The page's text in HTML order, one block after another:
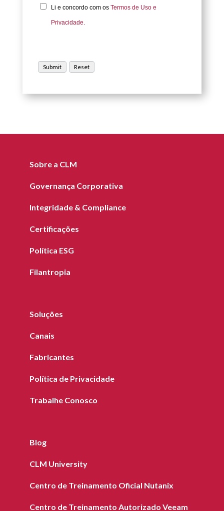
Li e concordo com os Termos de Uso e
Privacidade.
Sobre a CLM
Governança Corporativa
Integridade & Compliance
Certificações
Política ESG
Filantropia
Soluções
Canais
Fabricantes
Política de Privacidade
Trabalhe Conosco
Blog
CLM University
Centro de Treinamento Oficial Nutanix
Centro de Treinamento Autorizado Veeam